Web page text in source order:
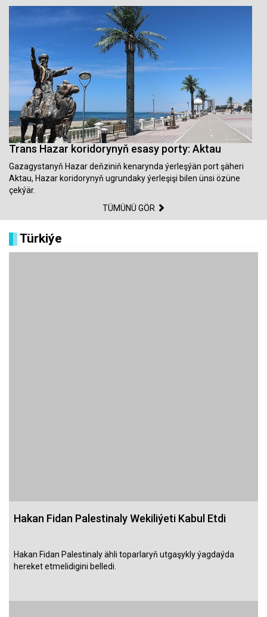
Trans Hazar koridorynyň esasy porty: Aktau
Gazagystanyň Hazar deňziniň kenarynda ýerleşýän port şäheri
Aktau, Hazar koridorynyň ugrundaky ýerleşişi bilen ünsi özüne
çekýär.
TÜMÜNÜ GÖR
Türkiýe
Hakan Fidan Palestinaly Wekiliýeti Kabul Etdi
Hakan Fidan Palestinaly ähli toparlaryň utgaşykly ýagdaýda
hereket etmelidigini belledi.